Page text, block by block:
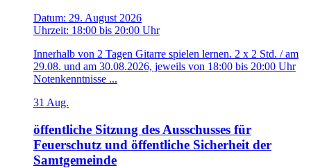
Datum: 29. August 2026
Uhrzeit: 18:00 bis 20:00 Uhr
Innerhalb von 2 Tagen Gitarre spielen lernen. 2 x 2 Std. / am
29.08. und am 30.08.2026, jeweils von 18:00 bis 20:00 Uhr
Notenkenntnisse ...
31 Aug.
öffentliche Sitzung des Ausschusses für
Feuerschutz und öffentliche Sicherheit der
Samtgemeinde